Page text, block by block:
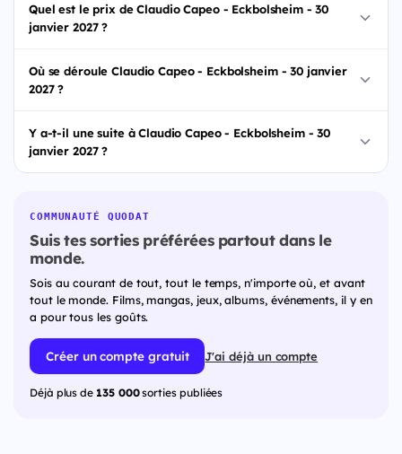
Quel est le prix de Claudio Capeo - Eckbolsheim - 30
janvier 2027 ?
Où se déroule Claudio Capeo - Eckbolsheim - 30 janvier
2027 ?
Y a-t-il une suite à Claudio Capeo - Eckbolsheim - 30
janvier 2027 ?
COMMUNAUTÉ QUODAT
Suis tes sorties préférées partout dans le
monde.
Sois au courant de tout, tout le temps, n'importe où, et avant
tout le monde. Films, mangas, jeux, albums, événements, il y en
a pour tous les goûts.
Créer un compte gratuit J'ai déjà un compte
Déjà plus de 135 000sorties publiées